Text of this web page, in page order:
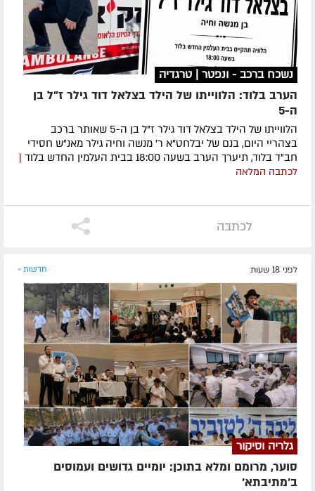
נשכח ברכב - ונפטר | טרגדיה
הערב בלוד: הלווייתו של הילד בצלאל דוד גילר ז"ל בן
ה-5
הלווייתו של הילד בצלאל דוד גילר ז"ל בן ה-5 שאותר ברכב
בצהריי היום, בנם של יבלחט"א ר' מנשה וחיה גילר מאנ"ש חסידי
חב"ד בלוד, תיערך הערב בשעה 18:00 בבית העלמין החדש בלוד
|
לכתבה המלאה
לכתבה
לפני 18 שעות חדשות »
גלריה וסיקור
סוער, מרומם ומלא בתוכן: יומיים גדושים ועמוסים
ב'מתיבתא'